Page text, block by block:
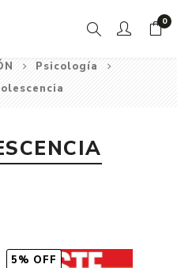
0
Psicología
5% OFF